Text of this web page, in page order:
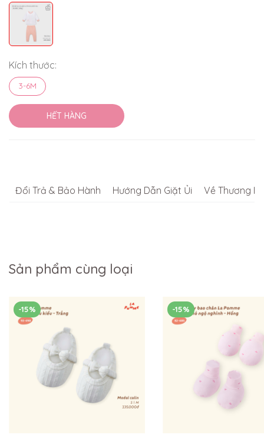
Kích thước:
3-6M
HẾT HÀNG
Đổi Trả & Bảo Hành Hướng Dẫn Giặt Ủi Về Thương
Sản phẩm cùng loại
-15% -15%